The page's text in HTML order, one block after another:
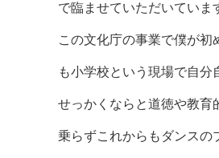
で臨ませていただいていま
この文化庁の事業で僕が
も小学校という現場で自
せっかくならと道徳や教育
乗らずこれからもダンス